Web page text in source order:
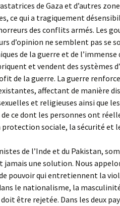
de Gaza et d’autres
ce qui a tragiquement
des conflits armés. Les
d’opinion ne semblent pas se
de la guerre et de l’immense
et vendent des systèmes
de la guerre. La guerre
affectant de manière
et religieuses ainsi que
ce dont les personnes ont
protection sociale, la sécurité et
de l’Inde et du Pakistan,
jamais une solution. Nous
pouvoir qui entretiennent la
le nationalisme, la
être rejetée. Dans les deux